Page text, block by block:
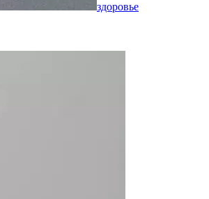
здоровье